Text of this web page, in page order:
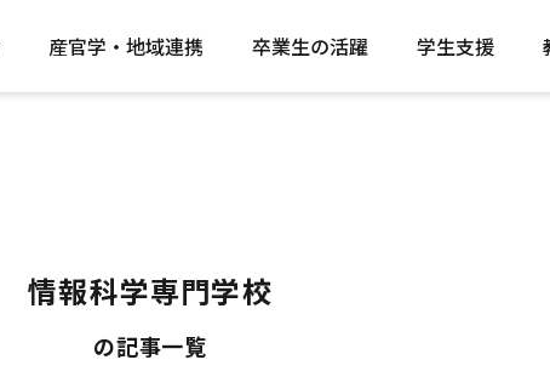
産官学・地域連携 卒業生の活躍 学生支援
情報科学専門学校
の記事一覧